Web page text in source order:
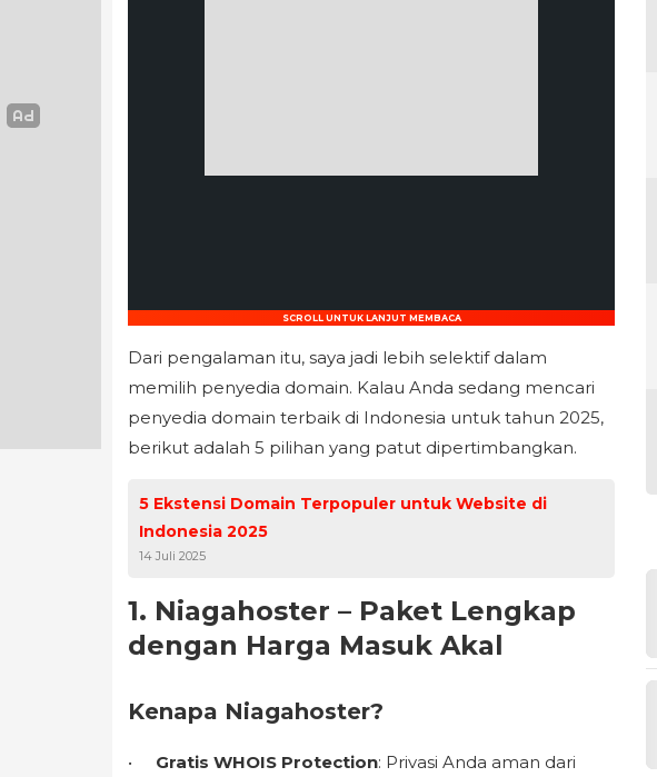
SCROLL UNTUK LANJUT MEMBACA
Dari pengalaman itu, saya jadi lebih selektif dalam
memilih penyedia domain. Kalau Anda sedang mencari
penyedia domain terbaik di Indonesia untuk tahun 2025,
berikut adalah 5 pilihan yang patut dipertimbangkan.
5 Ekstensi Domain Terpopuler untuk Website di
Indonesia 2025
14 Juli 2025
1. Niagahoster – Paket Lengkap
dengan Harga Masuk Akal
Kenapa Niagahoster?
Gratis WHOIS Protection: Privasi Anda aman dari